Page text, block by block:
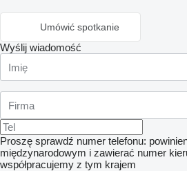
Umówić spotkanie
Wyślij wiadomość
Proszę sprawdź numer telefonu:
międzynarodowym i zawierać numer
współpracujemy z tym krajem